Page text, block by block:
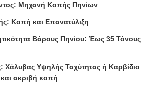
Μηχανή Κοπής Πηνίων
Κοπή και Επανατύλιξη
Βάρους Πηνίου: Έως 35 Τόνους
Χάλυβας Υψηλής Ταχύτητας ή Καρβίδιο
και ακριβή κοπή